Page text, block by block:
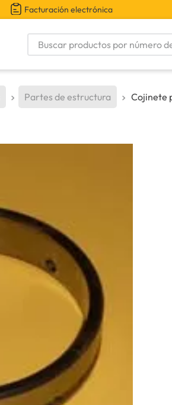
Facturación electrónica
Buscar productos por número de
Partes de estructura Cojinete